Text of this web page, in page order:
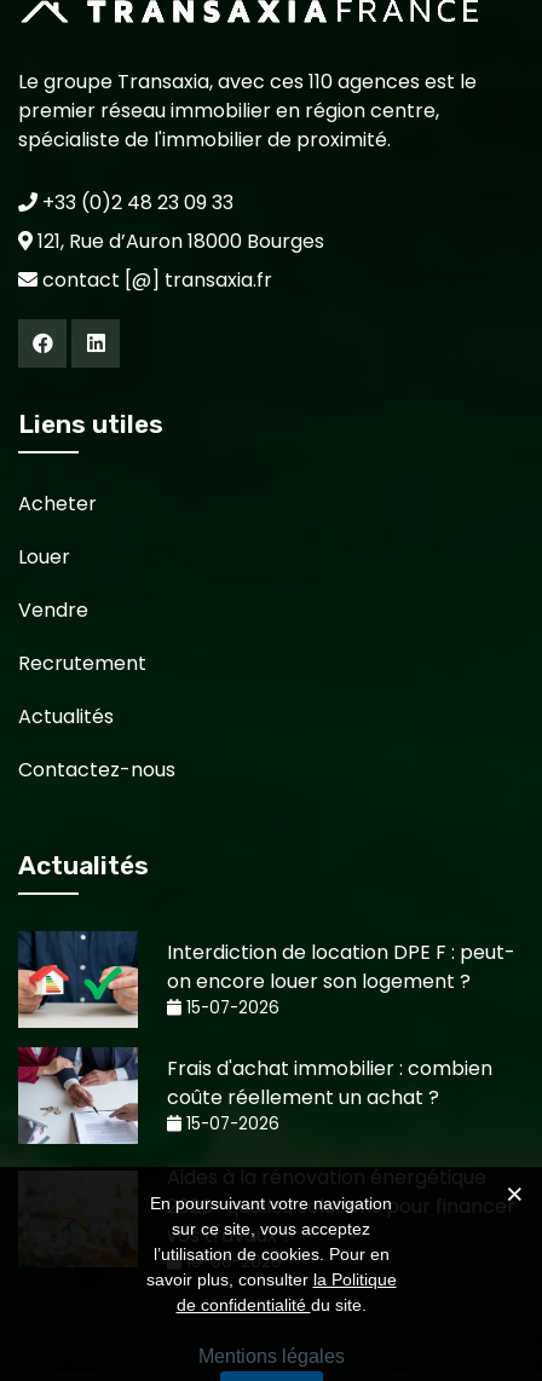
Le groupe Transaxia, avec ces 110 agences est le
premier réseau immobilier en région centre,
spécialiste de l'immobilier de proximité.
+33 (0)2 48 23 09 33
121, Rue d’Auron 18000 Bourges
contact [@] transaxia.fr
Liens utiles
Acheter
Louer
Vendre
Recrutement
Actualités
Contactez-nous
Actualités
Interdiction de location DPE F : peut-
on encore louer son logement ?
15-07-2026
Frais d'achat immobilier : combien
coûte réellement un achat ?
15-07-2026
Aides à la rénovation énergétique
2026 : quelles solutions pour financer
vos travaux ?
10-06-2026
En poursuivant votre navigation
sur ce site, vous acceptez
l’utilisation de cookies. Pour en
savoir plus, consulter la Politique
de confidentialité du site.
Mentions légales